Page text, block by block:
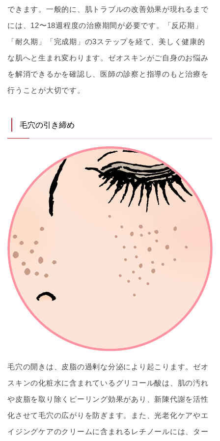
できます。一般的に、肌トラブルの改善効果が現れるまで
には、12〜18週程度の治療期間が必要です。「反応期」
「耐久期」「完成期」の3ステップを経て、美しく健康的
な肌へと生まれ変わります。ゼオスキンがご自身のお悩み
を解消できるかを確認し、医師の診察と指導のもと治療を
行うことが大切です。
毛穴の引き締め
毛穴の開きは、皮脂の過剰な分泌により起こります。ゼオ
スキンの化粧水に含まれているグリコール酸は、肌の汚れ
や皮脂を取り除くピーリング効果があり、新陳代謝を活性
化させて毛穴の広がりを防ぎます。また、光老化ケアやエ
イジングケアのクリームに含まれるレチノールには、ター